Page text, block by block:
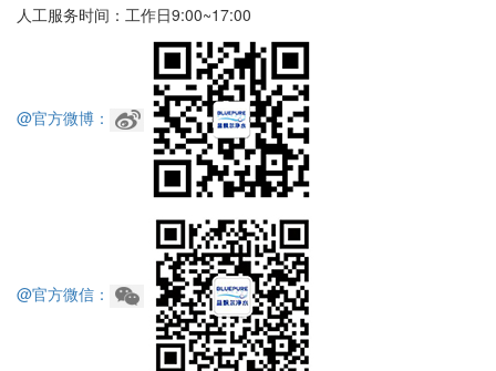
人工服务时间：工作日9:00~17:00
@官方微博：
@官方微信：